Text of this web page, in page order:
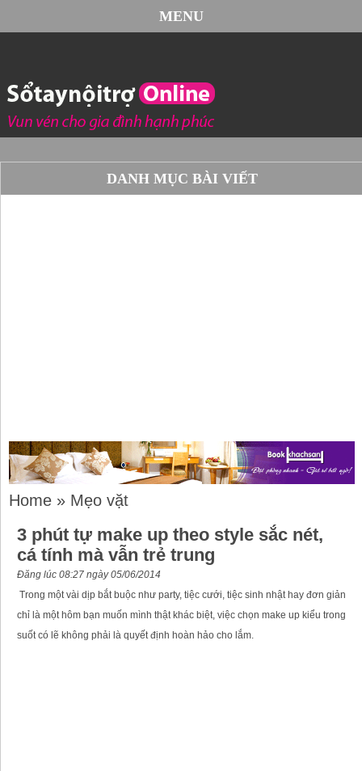
MENU
DANH MỤC BÀI VIẾT
Home » Mẹo vặt
3 phút tự make up theo style sắc nét,
cá tính mà vẫn trẻ trung
Đăng lúc 08:27 ngày 05/06/2014
Trong một vài dịp bắt buộc như party, tiệc cưới, tiệc sinh nhật hay đơn giản
chỉ là một hôm bạn muốn mình thật khác biệt, việc chọn make up kiểu trong
suốt có lẽ không phải là quyết định hoàn hảo cho lắm.